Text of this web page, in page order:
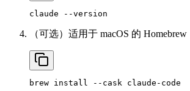
（可选）适用于 macOS 的 Homebrew